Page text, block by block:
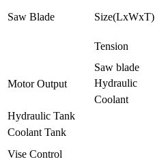
Saw Blade
Size(LxWxT)
Tension
Motor Output
Saw blade
Hydraulic
Coolant
Hydraulic Tank
Coolant Tank
Vise Control